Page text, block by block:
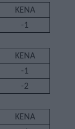
ΚΕΝΑ
-1
ΚΕΝΑ
-1
-2
ΚΕΝΑ